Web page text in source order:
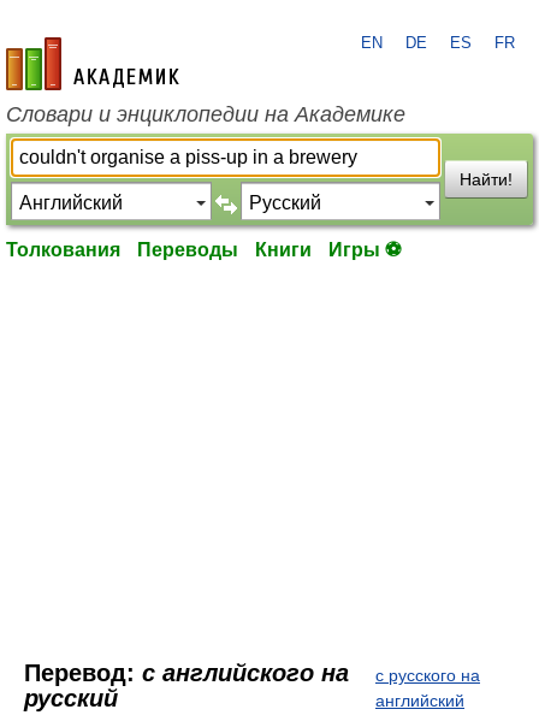
academic.ru
EN DE ES FR
Словари и энциклопедии на Академике
Найти!
Толкования Переводы Книги Игры ⚽
Перевод: с английского на
русский
с русского на
английский